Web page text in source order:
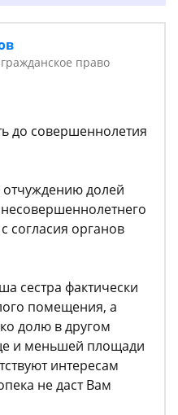
право
до совершеннолетия
отчуждению долей
согласия органов
сестра фактически
помещения, а
долю в другом
и меньшей площади
интересам
не даст Вам